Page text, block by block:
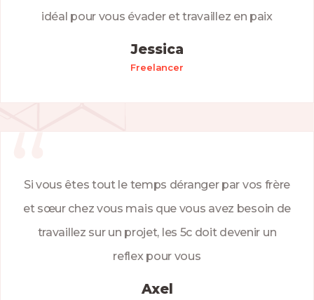
idéal pour vous évader et travaillez en paix
Jessica
Freelancer
Si vous êtes tout le temps déranger par vos frère
et sœur chez vous mais que vous avez besoin de
travaillez sur un projet, les 5c doit devenir un
reflex pour vous
Axel